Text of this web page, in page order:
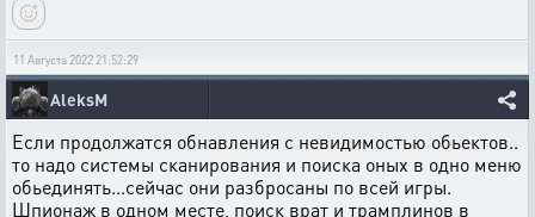
11 Августа 2022 21:52:29
AleksM
Если продолжатся обнавления с невидимостью обьектов..
то надо системы сканирования и поиска оных в одно меню
обьединять...сейчас они разбросаны по всей игры.
Шпионаж в одном месте, поиск врат и трамплинов в